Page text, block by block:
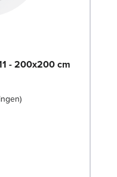
- 200x200 cm